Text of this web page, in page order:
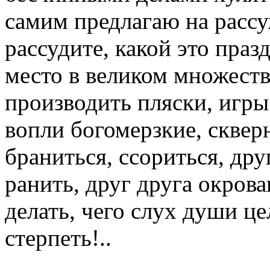
самим предлагаю на
рассудите, какой это
место в великом
производить пляски,
вопли богомерзкие,
браниться, ссориться,
ранить, друг друга
делать, чего слух души
стерпеть!..